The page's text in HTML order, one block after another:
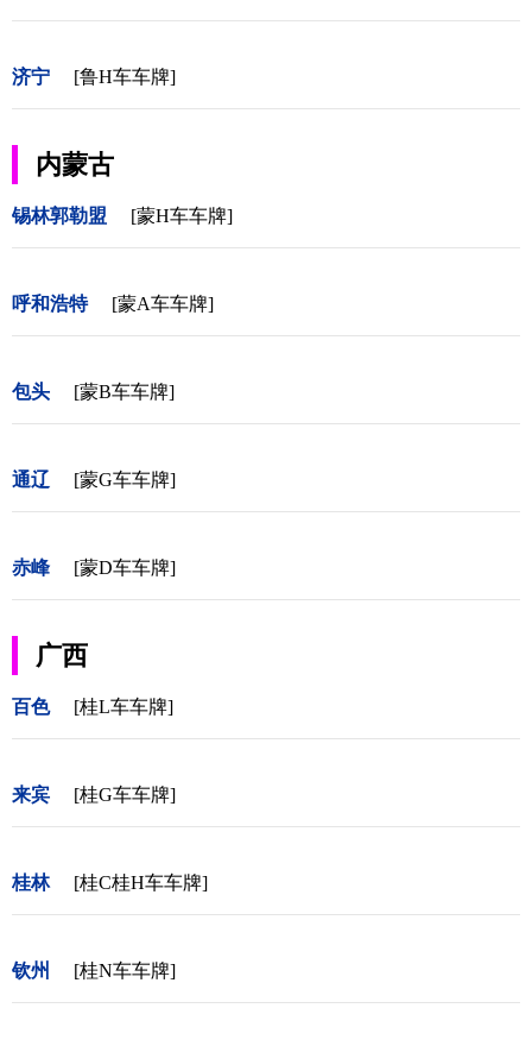
济宁 [鲁H车车牌]
内蒙古
锡林郭勒盟 [蒙H车车牌]
呼和浩特 [蒙A车车牌]
包头 [蒙B车车牌]
通辽 [蒙G车车牌]
赤峰 [蒙D车车牌]
广西
百色 [桂L车车牌]
来宾 [桂G车车牌]
桂林 [桂C桂H车车牌]
钦州 [桂N车车牌]